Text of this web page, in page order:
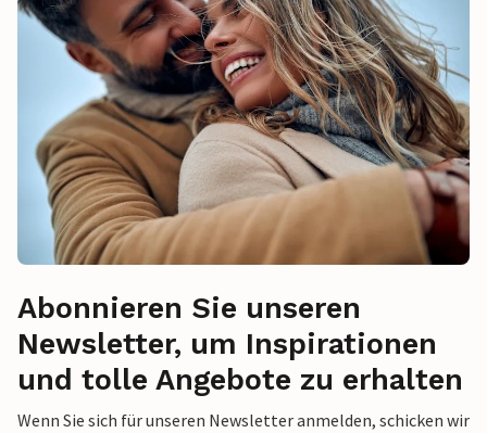
Abonnieren Sie unseren
Newsletter, um Inspirationen
und tolle Angebote zu erhalten
Wenn Sie sich für unseren Newsletter anmelden, schicken wir